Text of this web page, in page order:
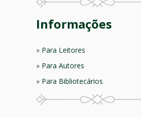
Informações
Para Leitores
Para Autores
Para Bibliotecários